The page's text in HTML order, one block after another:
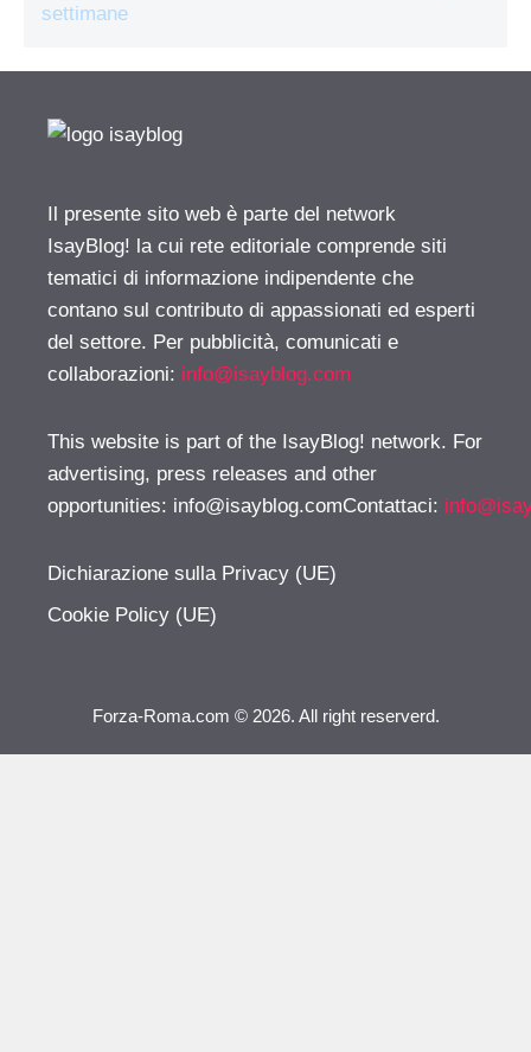
settimane
Il presente sito web è parte del network
IsayBlog! la cui rete editoriale comprende siti
tematici di informazione indipendente che
contano sul contributo di appassionati ed esperti
del settore. Per pubblicità, comunicati e
collaborazioni: info@isayblog.com
This website is part of the IsayBlog! network. For
advertising, press releases and other
opportunities: info@isayblog.comContattaci:
Dichiarazione sulla Privacy (UE)
Cookie Policy (UE)
Forza-Roma.com © 2026. All right reserverd.